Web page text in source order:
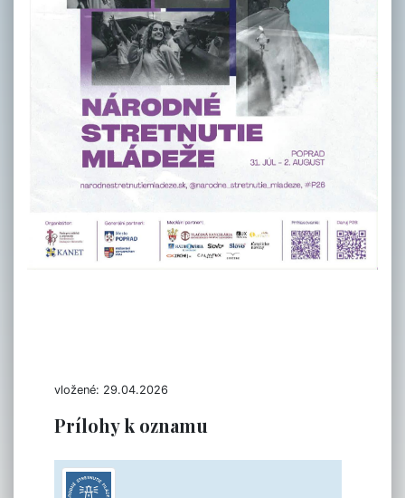
vložené: 29.04.2026
Prílohy k oznamu